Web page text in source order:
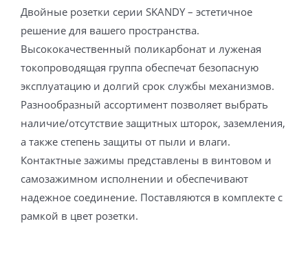
Двойные розетки серии SKANDY – эстетичное
решение для вашего пространства.
Высококачественный поликарбонат и луженая
токопроводящая группа обеспечат безопасную
эксплуатацию и долгий срок службы механизмов.
Разнообразный ассортимент позволяет выбрать
наличие/отсутствие защитных шторок, заземления,
а также степень защиты от пыли и влаги.
Контактные зажимы представлены в винтовом и
самозажимном исполнении и обеспечивают
надежное соединение. Поставляются в комплекте с
рамкой в цвет розетки.